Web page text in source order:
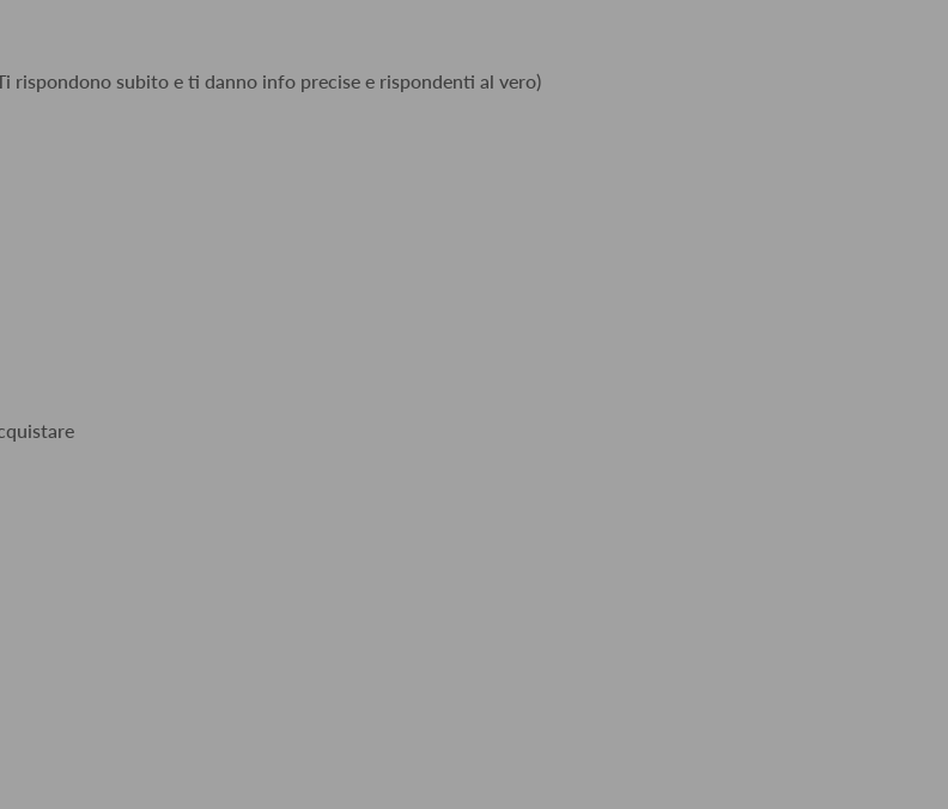
rispondono subito e ti danno info precise e rispondenti al vero)